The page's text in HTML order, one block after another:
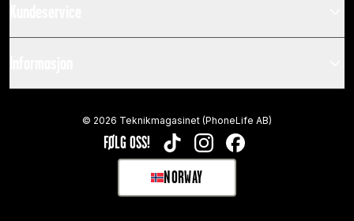
FØLG OSS! TIKTOKINSTAGRAMFACEBOOK
NORWAY
SELECT MARKET
© 2026 Teknikmagasinet (PhoneLife AB)